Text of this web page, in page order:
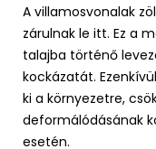
A villamosvonalak
zárulnak le itt. Ez a
talajba történő
kockázatát.
ki a környezetre,
deformálódásának
esetén.